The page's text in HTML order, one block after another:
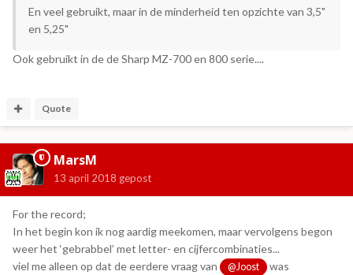
En veel gebruikt, maar in de minderheid ten opzichte van 3,5"
en 5,25"
Ook gebruikt in de de Sharp MZ-700 en 800 serie....
Quote
MarsM
13 april 2018 gepost
For the record;
In het begin kon ik nog aardig meekomen, maar vervolgens begon
weer het ‘gebrabbel’ met letter- en cijfercombinaties...
viel me alleen op dat de eerdere vraag van
@Joost
was